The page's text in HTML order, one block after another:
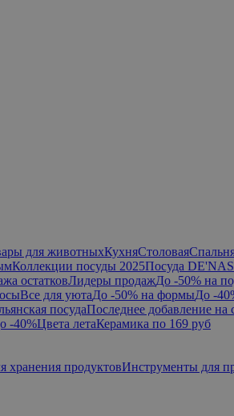
для животныхКухняСтоловая
Коллекции посуды 2025Посуда
остатковЛидеры продажДо -50% на
Все для уютаДо -50% на формыДо -
посудаПоследнее добавление на
-40%Цвета летаКерамика по 169 руб
хранения продуктовИнструменты для